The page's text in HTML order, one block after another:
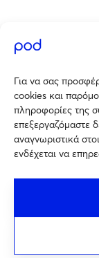
Για να σας
cookies και
πληροφορίες της
επεξεργαζόμαστε
αναγνωριστικά
ενδέχεται να